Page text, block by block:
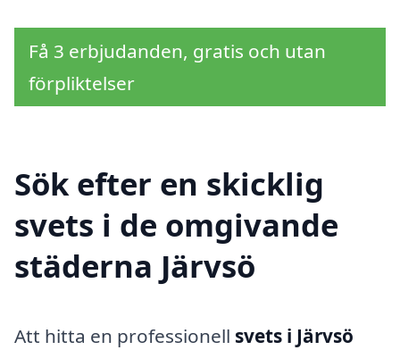
Få 3 erbjudanden, gratis och utan
förpliktelser
Sök efter en skicklig
svets i de omgivande
städerna Järvsö
Att hitta en professionell svets i Järvsö